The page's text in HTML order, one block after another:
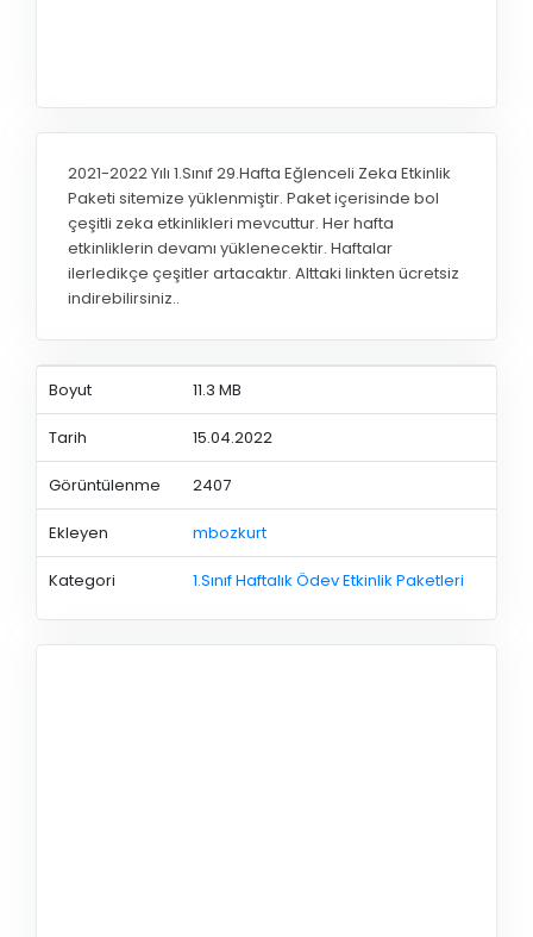
2021-2022 Yılı 1.Sınıf 29.Hafta Eğlenceli Zeka Etkinlik
Paketi sitemize yüklenmiştir. Paket içerisinde bol
çeşitli zeka etkinlikleri mevcuttur. Her hafta
etkinliklerin devamı yüklenecektir. Haftalar
ilerledikçe çeşitler artacaktır. Alttaki linkten ücretsiz
indirebilirsiniz..
Boyut 11.3 MB
Tarih 15.04.2022
Görüntülenme 2407
Ekleyen mbozkurt
Kategori 1.Sınıf Haftalık Ödev Etkinlik Paketleri